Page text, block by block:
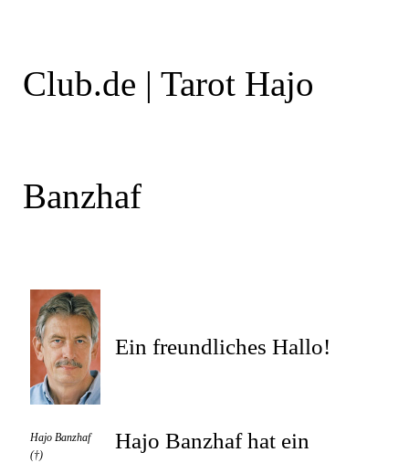
Club.de | Tarot Hajo
Banzhaf
Hajo Banzhaf
(†)
Ein freundliches Hallo!
Hajo Banzhaf hat ein